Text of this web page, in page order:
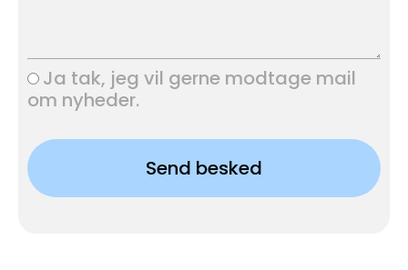
Ja tak, jeg vil gerne modtage mail
om nyheder.
Send besked